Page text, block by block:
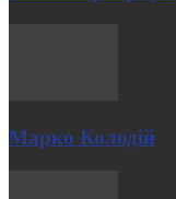
Марко Колодій